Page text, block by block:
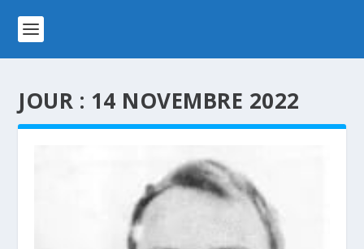
JOUR : 14 NOVEMBRE 2022